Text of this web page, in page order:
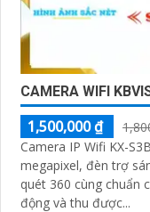
CAMERA WIFI
1,500,000 ₫
Camera IP Wifi KX-
megapixel, đèn trợ
quét 360 cùng chuẩn
động và thu được...